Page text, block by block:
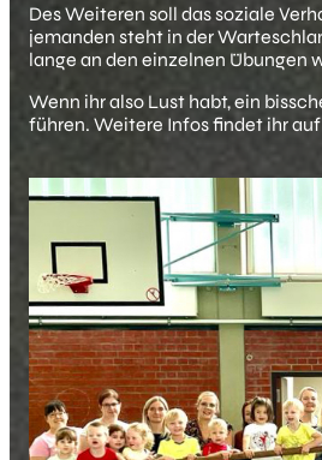
Des Weiteren soll das soziale
jemanden steht in der
lange an den einzelnen Übungen
Wenn ihr also Lust habt, ein
führen. Weitere Infos findet ihr